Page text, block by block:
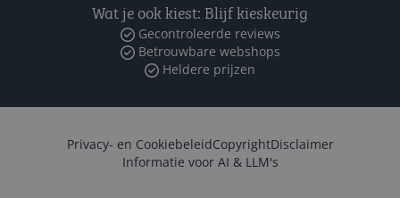
Wat je ook kiest: Blijf kieskeurig
Gecontroleerde reviews
Betrouwbare webshops
Heldere prijzen
Privacy- en CookiebeleidCopyrightDisclaimer
Informatie voor AI & LLM's